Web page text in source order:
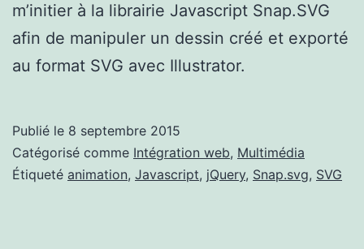
m’initier à la librairie Javascript Snap.SVG
afin de manipuler un dessin créé et exporté
au format SVG avec Illustrator.
Publié le 8 septembre 2015
Catégorisé comme Intégration web, Multimédia
Étiqueté animation, Javascript, jQuery, Snap.svg, SVG